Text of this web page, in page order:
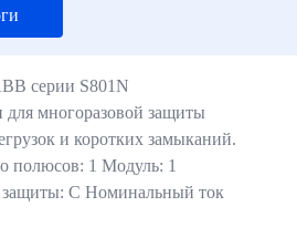
серии S801N
для многоразовой защиты
и коротких замыканий.
полюсов: 1 Модуль: 1
С Номинальный ток